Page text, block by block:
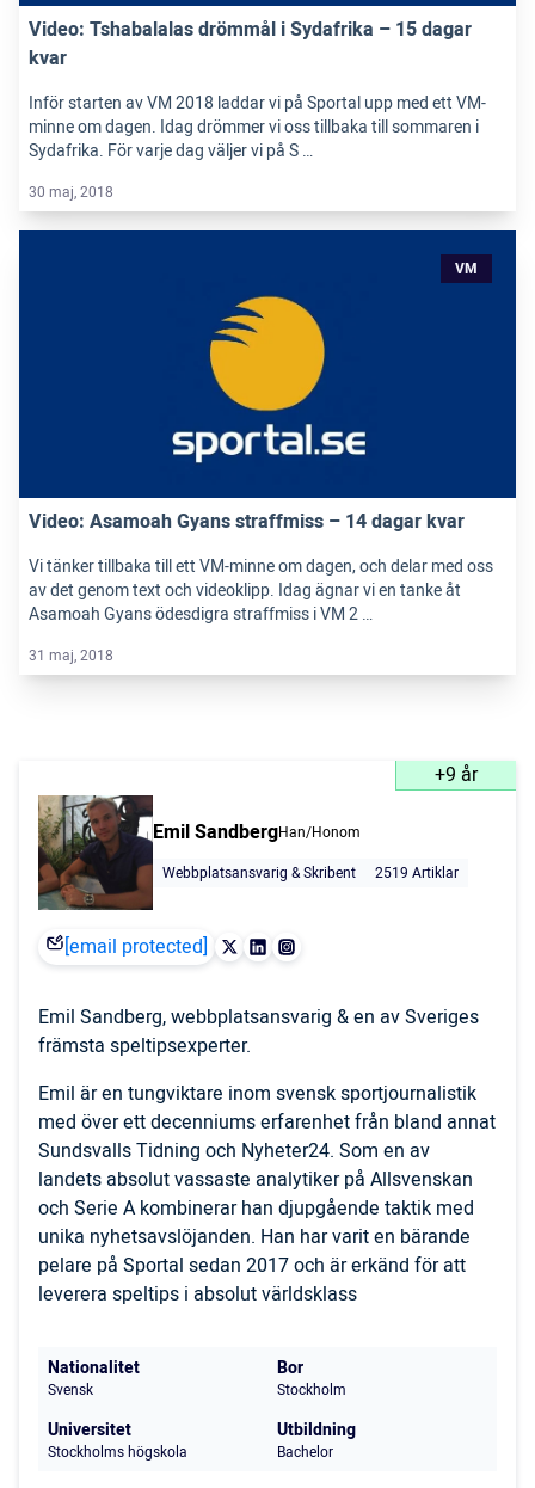
Video: Tshabalalas drömmål i Sydafrika – 15 dagar
kvar
Inför starten av VM 2018 laddar vi på Sportal upp med ett VM-
minne om dagen. Idag drömmer vi oss tillbaka till sommaren i
Sydafrika. För varje dag väljer vi på S …
30 maj, 2018
VM
Video: Asamoah Gyans straffmiss – 14 dagar kvar
Vi tänker tillbaka till ett VM-minne om dagen, och delar med oss
av det genom text och videoklipp. Idag ägnar vi en tanke åt
Asamoah Gyans ödesdigra straffmiss i VM 2 …
31 maj, 2018
+9 år
Emil SandbergHan/Honom
Webbplatsansvarig & Skribent
2519 Artiklar
[email protected]
Emil Sandberg, webbplatsansvarig & en av Sveriges
främsta speltipsexperter.
Emil är en tungviktare inom svensk sportjournalistik
med över ett decenniums erfarenhet från bland annat
Sundsvalls Tidning och Nyheter24. Som en av
landets absolut vassaste analytiker på Allsvenskan
och Serie A kombinerar han djupgående taktik med
unika nyhetsavslöjanden. Han har varit en bärande
pelare på Sportal sedan 2017 och är erkänd för att
leverera speltips i absolut världsklass
Nationalitet
Svensk
Bor
Stockholm
Universitet
Stockholms högskola
Utbildning
Bachelor